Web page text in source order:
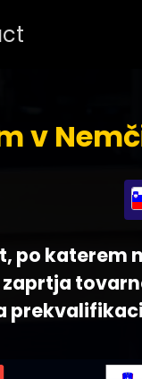
v
po katerem
zaprtja